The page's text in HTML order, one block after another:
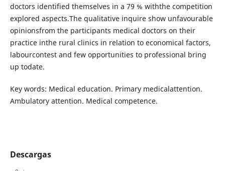
doctors identified themselves in a 79 % withthe competition
explored aspects.The qualitative inquire show unfavourable
opinionsfrom the participants medical doctors on their
practice inthe rural clinics in relation to economical factors,
labourcontest and few opportunities to professional bring
up todate.
Key words: Medical education. Primary medicalattention.
Ambulatory attention. Medical competence.
Descargas